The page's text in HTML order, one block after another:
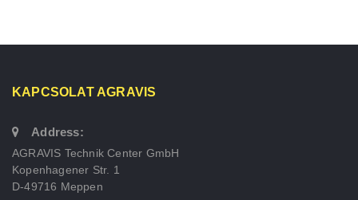
KAPCSOLAT AGRAVIS
Address:
AGRAVIS Technik Center GmbH
Kopenhagener Str. 1
D-49716 Meppen